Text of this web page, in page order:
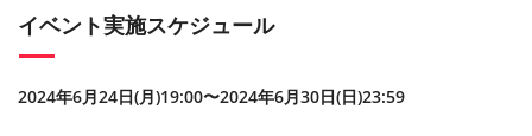
イベント実施スケジュール
2024年6月24日(月)19:00〜2024年6月30日(日)23:59